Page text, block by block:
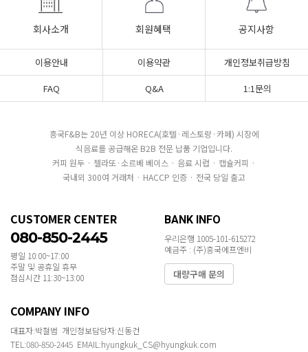
회사소개 회원혜택 공지사항
이용안내 이용약관
개인정보취급방침
FAQ
Q&A 1:1문의
흥국F&B는 20년 이상 HORECA(호텔·레스토랑·카페) 시장에
식음료를 공급해온 B2B 전문 납품 기업입니다.
커피 원두 · 젤라또·소르베 베이스 · 음료 시럽 · 캡슐커피 ·
국내외 300여 거래처 · HACCP 인증 · 전국 당일 출고
CUSTOMER CENTER
080-850-2445
평일 10:00~17:00
주말 및 공휴일 휴무
점심시간 11:30~13:00
BANK INFO
우리은행 1005-101-615272
예금주 : (주)흥국에프엔비
대량구매 문의
COMPANY INFO
대표자:박철범 개인정보담당자:신동건
TEL:080-850-2445 EMAIL:hyungkuk_CS@hyungkuk.com